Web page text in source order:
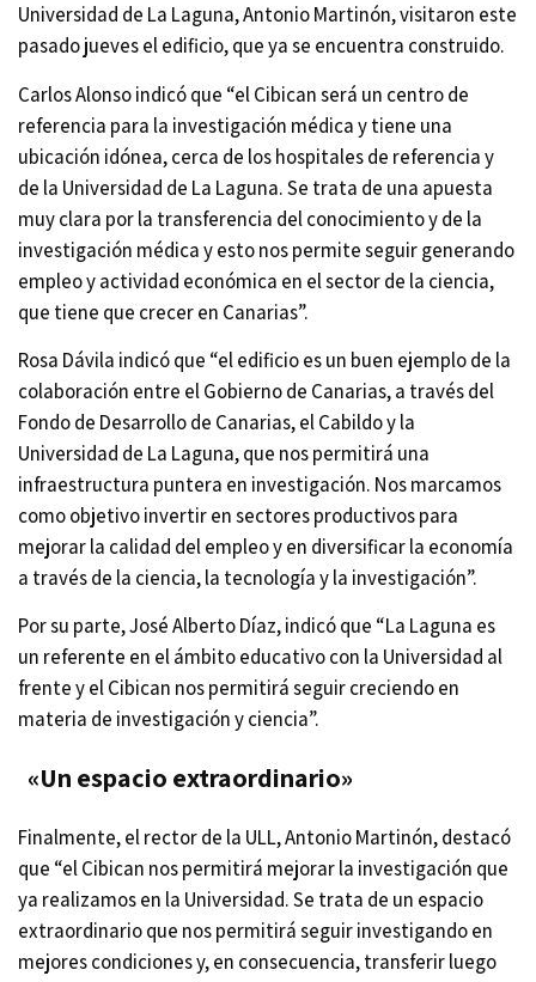
Universidad de La Laguna,AntonioMartinón, visitaron este
pasado jueves el edificio, que ya se encuentra construido.
Carlos Alonso indicó que “el Cibican será un centro de
referencia para la investigación médica y tiene una
ubicación idónea, cerca de los hospitales de referencia y
de la Universidad de La Laguna. Se trata de una apuesta
muy clara por la transferencia del conocimiento y de la
investigación médica y esto nos permite seguir generando
empleo y actividad económica en el sector de la ciencia,
que tiene que crecer en Canarias”.
Rosa Dávila indicó que “el edificio es un buen ejemplo de la
colaboración entre el Gobierno de Canarias, a través del
Fondo de Desarrollo de Canarias, el Cabildo y la
Universidad de La Laguna, que nos permitirá una
infraestructura puntera en investigación. Nos marcamos
como objetivo invertir en sectores productivos para
mejorar la calidad del empleo y en diversificar la economía
a través de la ciencia, la tecnología y la investigación”.
Por su parte, José Alberto Díaz, indicó que “La Laguna es
un referente en el ámbito educativo con la Universidad al
frente y el Cibican nos permitirá seguir creciendo en
materia de investigación y ciencia”.
«Un espacio extraordinario»
Finalmente, el rector de la ULL,AntonioMartinón, destacó
que “el Cibican nos permitirá mejorar la investigación que
ya realizamos en la Universidad. Se trata de un espacio
extraordinario que nos permitirá seguir investigando en
mejores condiciones y, en consecuencia, transferir luego